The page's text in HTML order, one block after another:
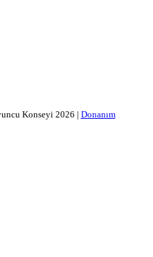
Konseyi 2026 | Donanım